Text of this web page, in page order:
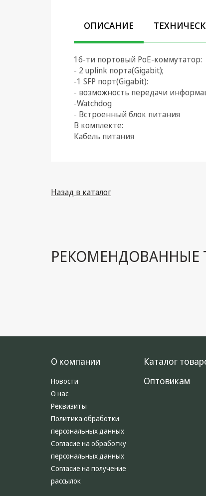
Коммутационное
Климатическая техника
Электрика
Светотехника
Товары для дома и Бытовая
техника
ОПИСАНИЕ
16-ти портовый PoE-коммутатор:
- 2 uplink порта(Gigabit);
-1 SFP порт(Gigabit):
- возможность передачи
-Watchdog
- Встроенный блок питания
В комплекте:
Кабель питания
Назад в каталог
РЕКОМЕНДОВАННЫЕ
О компании
Новости
О нас
Реквизиты
Политика обработки
персональных данных
Согласие на обработку
персональных данных
Согласие на получение
рассылок
Каталог
Оптовикам